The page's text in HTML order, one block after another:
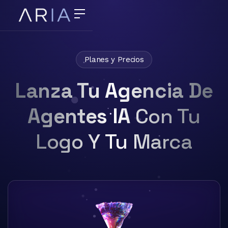
Planes y Precios
Lanza Tu Agencia De
Agentes IA Con Tu
Logo Y Tu Marca